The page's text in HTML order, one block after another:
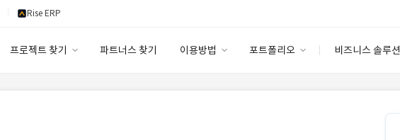
Rise ERP
프로젝트 찾기 파트너스 찾기 이용방법 포트폴리오 비즈니스 솔루션
안심 코드 케어